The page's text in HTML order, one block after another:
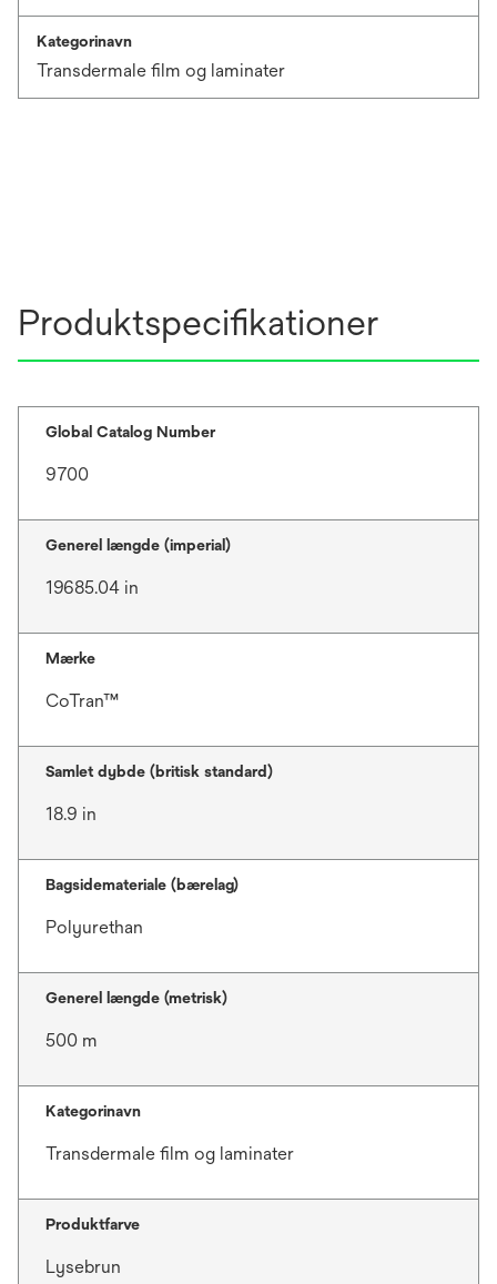
Kategorinavn
Transdermale film og laminater
Produktspecifikationer
Global Catalog Number
9700
Generel længde (imperial)
19685.04 in
Mærke
CoTran™
Samlet dybde (britisk standard)
18.9 in
Bagsidemateriale (bærelag)
Polyurethan
Generel længde (metrisk)
500 m
Kategorinavn
Transdermale film og laminater
Produktfarve
Lysebrun